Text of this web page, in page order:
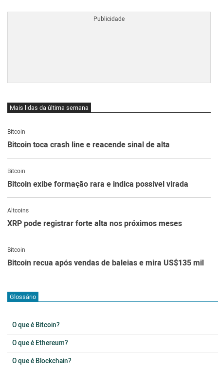
Mais lidas da última semana
Bitcoin
Bitcoin toca crash line e reacende sinal de alta
Bitcoin
Bitcoin exibe formação rara e indica possível virada
Altcoins
XRP pode registrar forte alta nos próximos meses
Bitcoin
Bitcoin recua após vendas de baleias e mira US$135 mil
Glossário
O que é Bitcoin?
O que é Ethereum?
O que é Blockchain?